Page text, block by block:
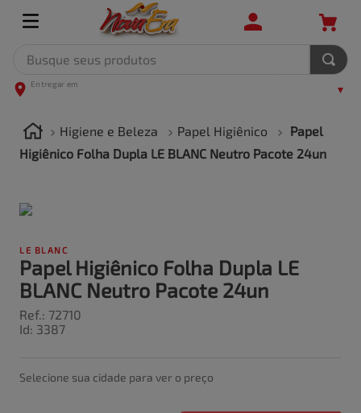
Higiene e Beleza Papel Higiênico
Papel
Higiênico Folha Dupla LE BLANC Neutro Pacote 24un
LE BLANC
Papel Higiênico Folha Dupla LE
BLANC Neutro Pacote 24un
Ref. : 72710
Id: 3387
Selecione sua cidade para ver o preço